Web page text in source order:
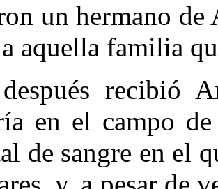
un hermano
aquella familia
recibió
en el campo
de sangre en el